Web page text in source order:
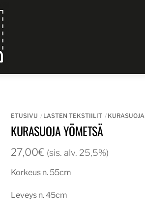
ETUSIVU LASTEN TEKSTIILIT KURASUOJA
KURASUOJA YÖMETSÄ
27,00€ (sis. alv. 25,5%)
Korkeus n. 55cm
Leveys n. 45cm